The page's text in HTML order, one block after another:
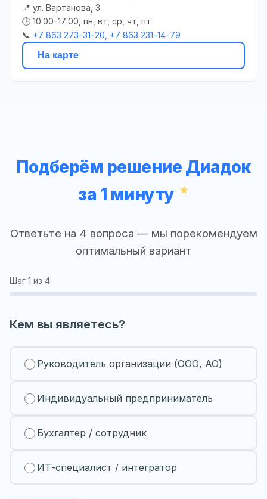
📍 ул. Вартанова, 3
🕒 10:00-17:00, пн, вт, ср, чт, пт
📞 +7 863 273-31-20, +7 863 231-14-79
На карте
Подберём решение Диадок
за 1 минуту
Ответьте на 4 вопроса — мы порекомендуем
оптимальный вариант
Шаг 1 из 4
Кем вы являетесь?
Руководитель организации (ООО, АО)
Индивидуальный предприниматель
Бухгалтер / сотрудник
ИТ-специалист / интегратор